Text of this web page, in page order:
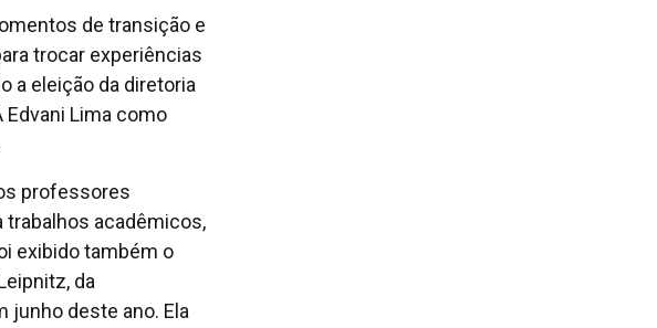
de transição e
trocar experiências
a eleição da diretoria
Edvani Lima como
professores
acadêmicos,
exibido também o
da
junho deste ano. Ela